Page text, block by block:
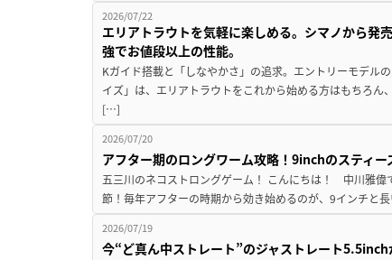
2026/07/22
エリアトラウトを気軽に楽しめる。シマノから発
強でお値段以上の性能。
Kガイド搭載と「しなやかさ」の追求。エントリーモデル
イズ」は、エリアトラウトをこれから始める方はもちろん
[…]
2026/07/20
アフター期のロングワーム攻略！9inchのスティ
五三川のネコストロングゲーム！ こんにちは！ 中川雅偉
節！毎年アフターの時期から効き始めるのが、9インチと
2026/07/19
今“ど真ん中ストレート”のジャストレート